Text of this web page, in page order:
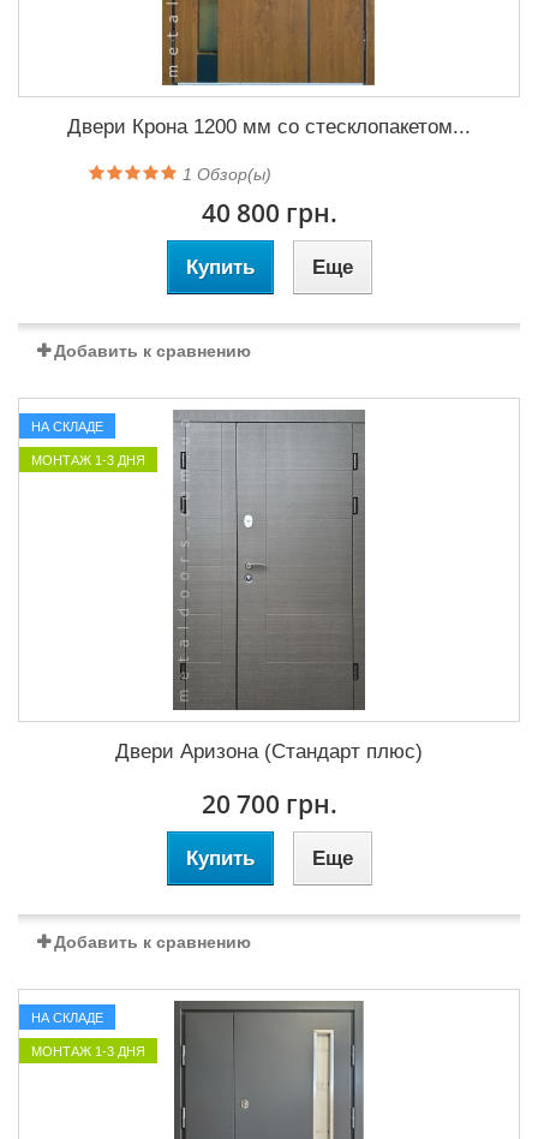
Двери Крона 1200 мм со стесклопакетом...
1 Обзор(ы)
40 800 грн.
Купить Еще
Добавить к сравнению
НА СКЛАДЕ
МОНТАЖ 1-3 ДНЯ
Двери Аризона (Стандарт плюс)
20 700 грн.
Купить Еще
Добавить к сравнению
НА СКЛАДЕ
МОНТАЖ 1-3 ДНЯ